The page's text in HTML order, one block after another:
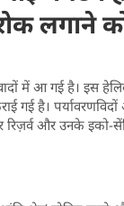
लगाने
में आ गई है। इस
गई है।
और उनके इको-